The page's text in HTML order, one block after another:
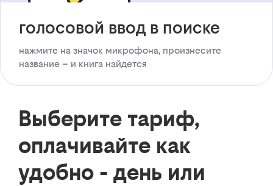
голосовой ввод в поиске
нажмите на значок микрофона, произнесите
название – и книга найдется
Выберите тариф,
оплачивайте как
удобно - день или